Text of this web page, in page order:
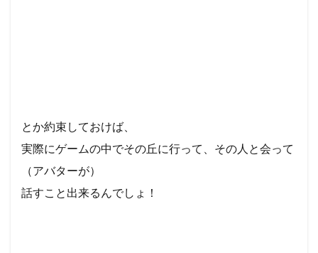
とか約束しておけば、
実際にゲームの中でその丘に行って、その人と会って
（アバターが）
話すこと出来るんでしょ！